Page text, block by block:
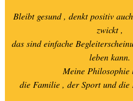
Bleibt gesund , denkt positiv
zwickt ,
das sind einfache
leben kann.
Meine Philosophie
die Familie , der Sport und